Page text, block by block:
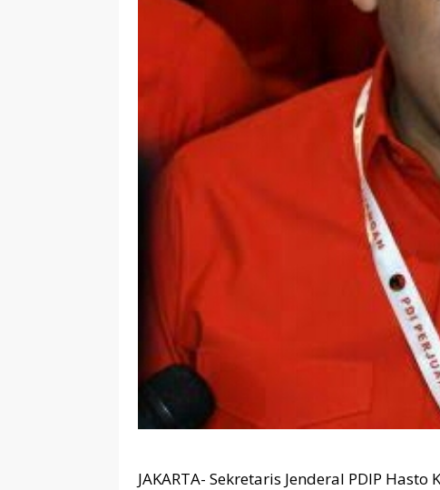
JAKARTA- Sekretaris Jenderal PDIP